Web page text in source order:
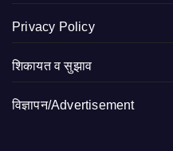
Privacy Policy
शिकायत व सुझाव
विज्ञापन/Advertisement